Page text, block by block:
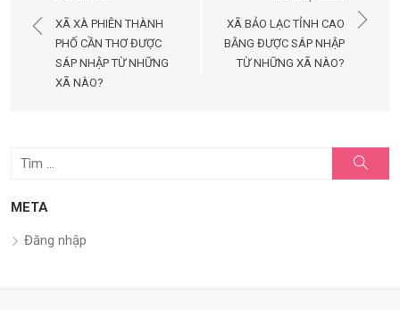
hướng
viết
XÃ XÀ PHIÊN THÀNH
PHỐ CẦN THƠ ĐƯỢC
SÁP NHẬP TỪ NHỮNG
XÃ NÀO?
XÃ BẢO LẠC TỈNH CAO
BẰNG ĐƯỢC SÁP NHẬP
TỪ NHỮNG XÃ NÀO?
Tìm
quả
kiếm
META
Đăng nhập